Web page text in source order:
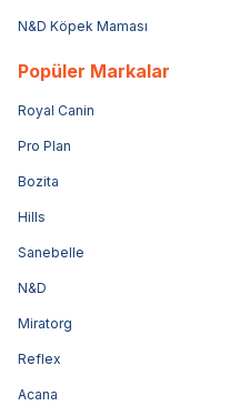
N&D Köpek Maması
Popüler Markalar
Royal Canin
Pro Plan
Bozita
Hills
Sanebelle
N&D
Miratorg
Reflex
Acana